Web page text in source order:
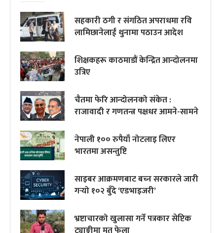
सहकारी ठगी र संगठित अपराधमा रवि
लामिछानेलाई थुनामा पठाउन आदेश
शिक्षकहरू काठमाडौं केन्द्रित आन्दोलनमा
उत्रिए
चैतमा फेरि आन्दोलनको संकेत :
राजावादी र गणतन्त्र पक्षधर आमने-सामने
नेपाली १०० रुपैयाँ नोटलाइ लिएर
भारतमा असन्तुष्टि
साइबर आक्रमणबाट बच्‍न सरकारले जारी
गर्‍यो १०२ बुँदे ‘एडभाइजरी’
भ्रष्टाचारको खुलासा गर्ने पत्रकार सेप्टिक